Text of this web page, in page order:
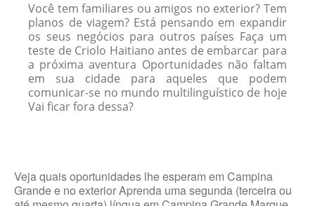
Você tem familiares ou amigos no exterior? Tem
planos de viagem? Está pensando em expandir
os seus negócios para outros países Faça um
teste de Criolo Haitiano antes de embarcar para
a próxima aventura Oportunidades não faltam
em sua cidade para aqueles que podem
comunicar-se no mundo multilinguístico de hoje
Vai ficar fora dessa?
Veja quais oportunidades lhe esperam em Campina
Grande e no exterior Aprenda uma segunda (terceira ou